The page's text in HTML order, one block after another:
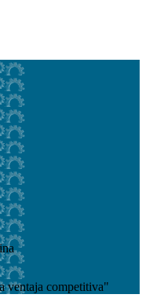
ventaja competitiva"